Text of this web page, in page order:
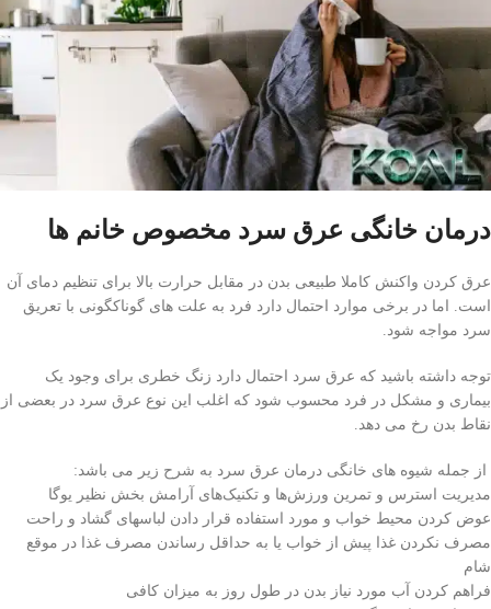
درمان خانگی عرق سرد مخصوص خانم ها
عرق کردن واکنش کاملا طبیعی بدن در مقابل حرارت بالا برای تنظیم دمای آن
است. اما در برخی موارد احتمال دارد فرد به علت های گوناکگونی با تعریق
سرد مواجه شود.
توجه داشته باشید که عرق سرد احتمال دارد زنگ خطری برای وجود یک
بیماری و مشکل در فرد محسوب شود که اغلب این نوع عرق سرد در بعضی از
نقاط بدن رخ می دهد.
از جمله شیوه های خانگی درمان عرق سرد به شرح زیر می باشد:
مدیریت استرس و تمرین ورزش‌ها و تکنیک‌های آرامش بخش نظیر یوگا
عوض کردن محیط خواب و مورد استفاده قرار دادن لباسهای گشاد و راحت
مصرف نکردن غذا پیش از خواب یا به حداقل رساندن مصرف غذا در موقع
شام
فراهم کردن آب مورد نیاز بدن در طول روز به میزان کافی